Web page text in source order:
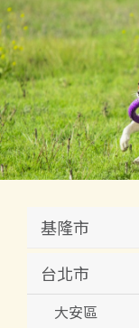
基隆市
台北市
大安區